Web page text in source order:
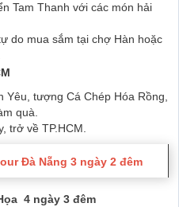
Tam Thanh với các món hải
do mua sắm tại chợ Hàn hoặc
Yêu, tượng Cá Chép Hóa Rồng,
quà.
trở về TP.HCM.
Đà Nẵng 3 ngày 2 đêm
4 ngày 3 đêm